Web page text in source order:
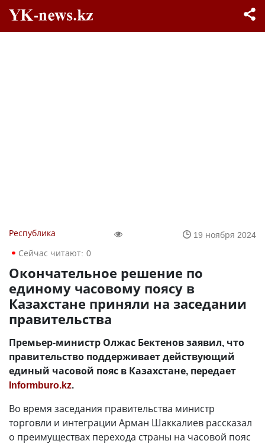
Республика
19 ноября 2024
Сейчас читают: 0
Окончательное решение по
единому часовому поясу в
Казахстане приняли на заседании
правительства
Премьер-министр Олжас Бектенов заявил, что
правительство поддерживает действующий
единый часовой пояс в Казахстане, передает
Informburo.kz.
Во время заседания правительства министр
торговли и интеграции Арман Шаккалиев рассказал
о преимуществах перехода страны на часовой пояс